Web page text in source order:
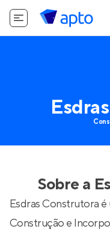
Sobre a
Esdras Construtora
Construção e